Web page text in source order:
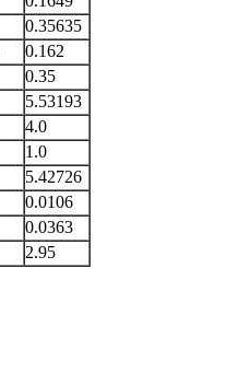
0.35635
0.162
0.35
5.53193
4.0
1.0
5.42726
0.0106
0.0363
2.95